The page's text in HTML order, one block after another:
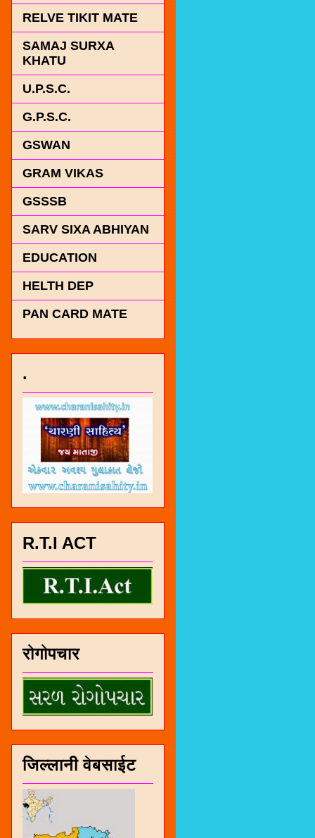
RELVE TIKIT MATE
SAMAJ SURXA
KHATU
U.P.S.C.
G.P.S.C.
GSWAN
GRAM VIKAS
GSSSB
SARV SIXA ABHIYAN
EDUCATION
HELTH DEP
PAN CARD MATE
.
R.T.I ACT
रोगोपचार
जिल्लानी वेबसाईट